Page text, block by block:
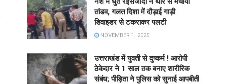
तांडव, गलत दिशा में दौड़ाई गाड़ी
डिवाइडर से टकराकर पलटी
NOVEMBER 1, 2025
उत्तराखंड में युवती से दुष्कर्म ! आरोपी
ठेकेदार ने 1 साल तक बनाए शारीरिक
संबंध; पीड़िता ने पुलिस को सुनाई आपबीती